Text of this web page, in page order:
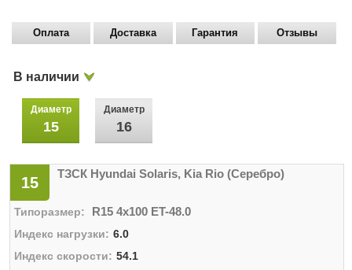
Оплата Доставка Гарантия Отзывы
В наличии
Диаметр
15
Диаметр
16
15
ТЗСК Hyundai Solaris, Kia Rio (Серебро)
R15 4x100 ET-48.0
6.0
54.1